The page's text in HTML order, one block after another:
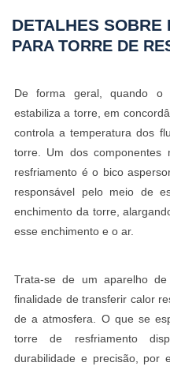
DETALHES SOBRE
PARA TORRE DE
De forma geral, quando o
estabiliza a torre, em
controla a temperatura dos
torre. Um dos componentes
resfriamento é o bico
responsável pelo meio de
enchimento da torre,
esse enchimento e o ar.
Trata-se de um aparelho
finalidade de transferir calor
de a atmosfera. O que se
torre de resfriamento
durabilidade e precisão, por